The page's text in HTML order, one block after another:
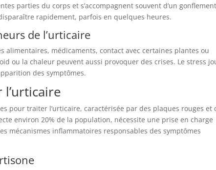
parties du corps et s’accompagnent souvent d’un gonflement
rapidement, parfois en quelques heures.
de l’urticaire
alimentaires, médicaments, contact avec certaines plantes ou
ou la chaleur peuvent aussi provoquer des crises. Le stress
des symptômes.
l’urticaire
pour traiter l’urticaire, caractérisée par des plaques rouges et
environ 20% de la population, nécessite une prise en charge
mécanismes inflammatoires responsables des symptômes